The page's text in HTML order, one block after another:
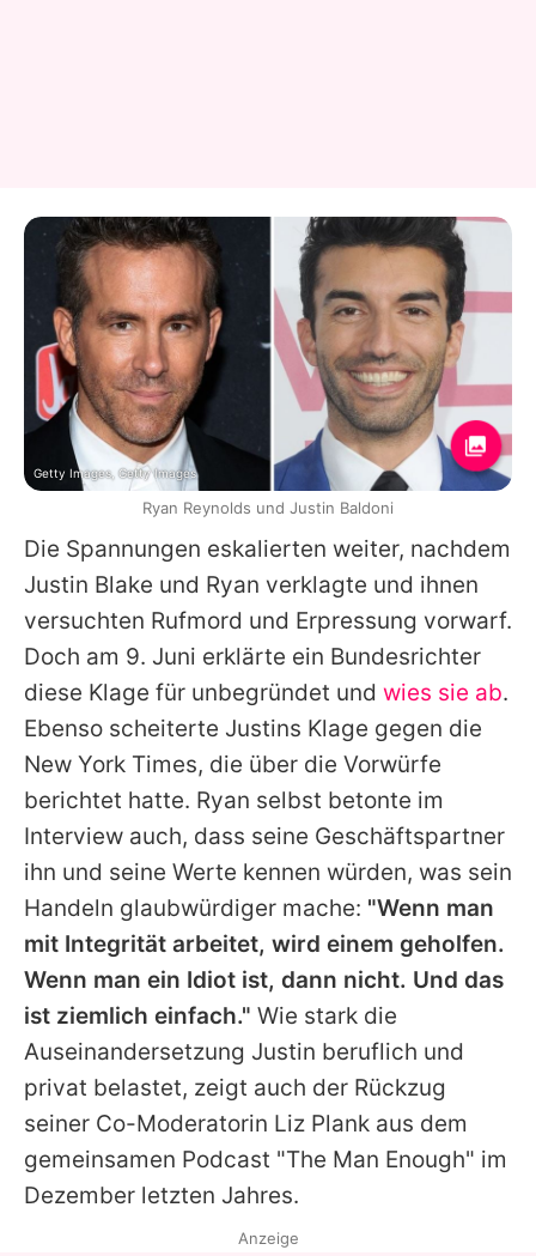
Die Spannungen eskalierten weiter, nachdem
Justin Blake und Ryan verklagte und ihnen
versuchten Rufmord und Erpressung vorwarf.
Doch am 9. Juni erklärte ein Bundesrichter
diese Klage für unbegründet und wies sie ab.
Ebenso scheiterte Justins Klage gegen die
New York Times, die über die Vorwürfe
berichtet hatte. Ryan selbst betonte im
Interview auch, dass seine Geschäftspartner
ihn und seine Werte kennen würden, was sein
Handeln glaubwürdiger mache: "Wenn man
mit Integrität arbeitet, wird einem geholfen.
Wenn man ein Idiot ist, dann nicht. Und das
ist ziemlich einfach." Wie stark die
Auseinandersetzung Justin beruflich und
privat belastet, zeigt auch der Rückzug
seiner Co-Moderatorin Liz Plank aus dem
gemeinsamen Podcast "The Man Enough" im
Dezember letzten Jahres.
Getty Images, Getty Images
Ryan Reynolds und Justin Baldoni
Anzeige